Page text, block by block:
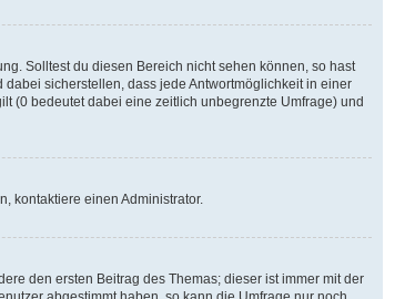
Solltest du diesen Bereich nicht sehen können, so hast
sicherstellen, dass jede Antwortmöglichkeit in einer
(0 bedeutet dabei eine zeitlich unbegrenzte Umfrage) und
kontaktiere einen Administrator.
den ersten Beitrag des Themas; dieser ist immer mit der